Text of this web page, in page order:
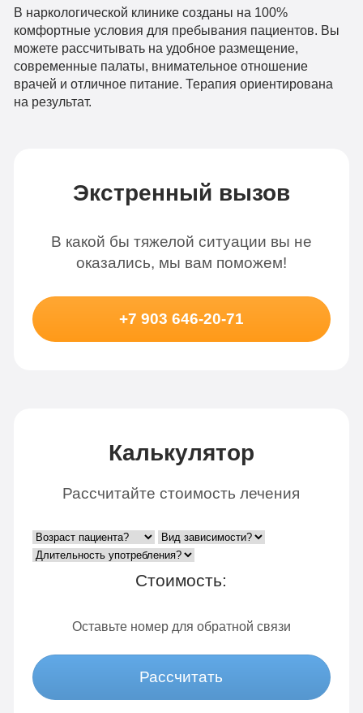
В наркологической клинике созданы на 100%
комфортные условия для пребывания пациентов. Вы
можете рассчитывать на удобное размещение,
современные палаты, внимательное отношение
врачей и отличное питание. Терапия ориентирована
на результат.
Экстренный вызов
В какой бы тяжелой ситуации вы не
оказались, мы вам поможем!
+7 903 646-20-71
Калькулятор
Рассчитайте стоимость лечения
Стоимость:
Оставьте номер для обратной связи
Рассчитать